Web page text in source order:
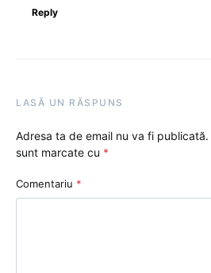
Reply
LASĂ UN RĂSPUNS
Adresa ta de email nu va fi publicată.
sunt marcate cu *
Comentariu *